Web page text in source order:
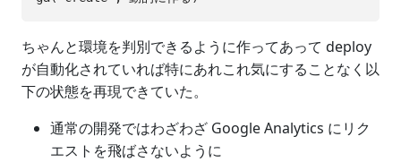
ちゃんと環境を判別できるように作ってあって deploy
が自動化されていれば特にあれこれ気にすることなく以
下の状態を再現できていた。
通常の開発ではわざわざ Google Analytics にリク
エストを飛ばさないように